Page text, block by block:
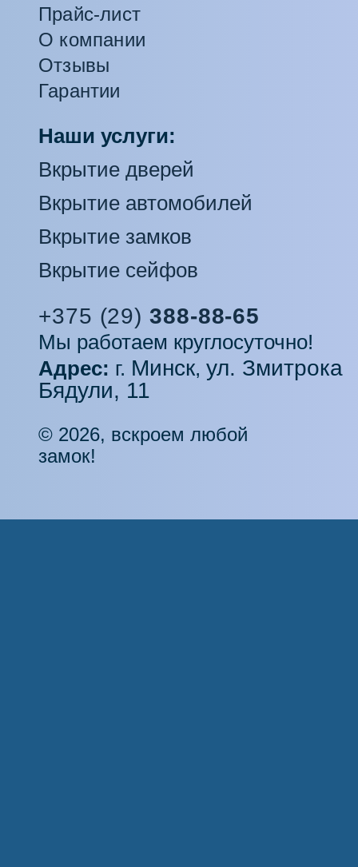
Прайс-лист
О компании
Отзывы
Гарантии
Наши услуги:
Вкрытие дверей
Вкрытие автомобилей
Вкрытие замков
Вкрытие сейфов
+375 (29) 388-88-65
Мы работаем круглосуточно!
Адрес: г. Минск, ул. Змитрока
Бядули, 11
© 2026, вскроем любой
замок!